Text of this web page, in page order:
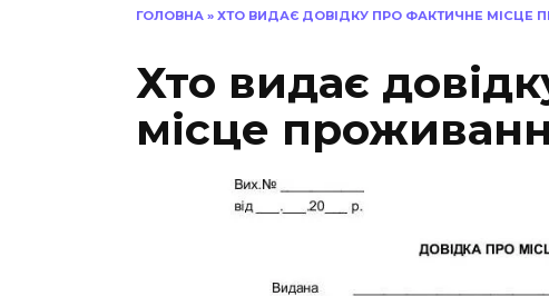
ГОЛОВНА » ХТО ВИДАЄ ДОВІДКУ ПРО ФАКТИЧНЕ МІСЦЕ
Хто видає
місце